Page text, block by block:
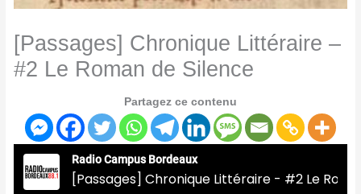
[Passages] Chronique Littéraire –
#2 Le Roman de Silence
Partagez ce contenu
Radio Campus Bordeaux